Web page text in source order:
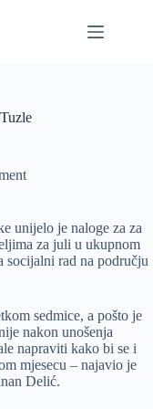
unijelo je naloge za za
za juli u ukupnom
socijalni rad na području
sedmice, a pošto je
nakon unošenja
napraviti kako bi se i
mjesecu – najavio je
Delić.